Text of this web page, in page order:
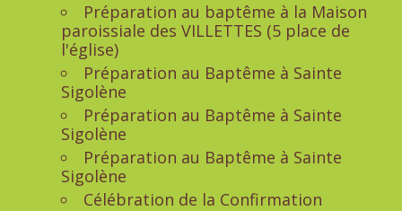
Préparation au baptême à la Maison
paroissiale des VILLETTES (5 place de
l'église)
Préparation au Baptême à Sainte
Sigolène
Préparation au Baptême à Sainte
Sigolène
Préparation au Baptême à Sainte
Sigolène
Célébration de la Confirmation